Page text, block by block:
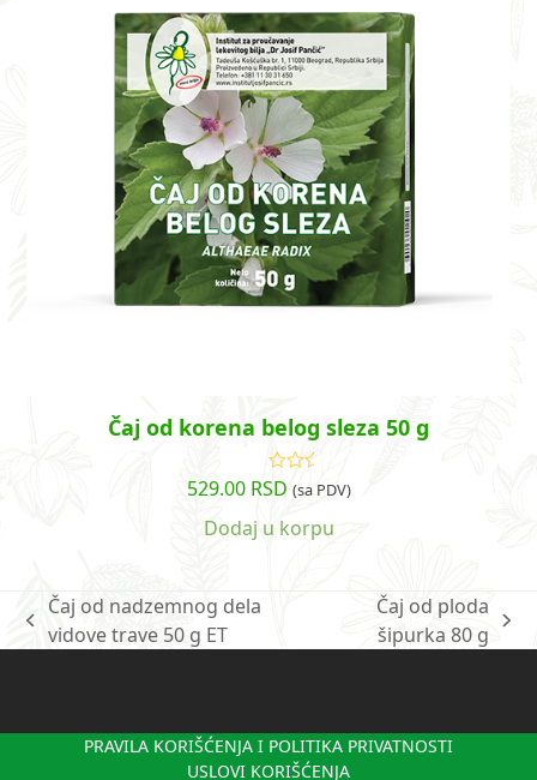
Čaj od korena belog sleza 50 g
Ocenjeno
sa5.00od
529.00 RSD (sa PDV)
Dodaj u korpu
previous
Čaj od nadzemnog dela
vidove trave 50 g ET
Čaj od ploda
šipurka 80 g
PRAVILA KORIŠĆENJA I POLITIKA PRIVATNOSTI
USLOVI KORIŠĆENJA